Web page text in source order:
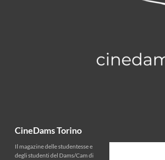
CineDams Torino
Il magazine delle studentesse e
degli studenti del Dams/Cam di